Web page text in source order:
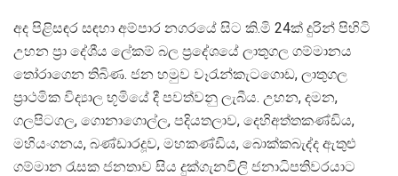
අද පිළිසඳර සඳහා අම්පාර නගරයේ සිට කි.මි 24ක් දුරින් පිහිටි
උහන ප්‍රා දේශීය ලේකම් බල ප්‍රදේශයේ ලාතුගල ගම්මානය
තෝරාගෙන තිබිණ. ජන හමුව වෑරැන්කැටගොඩ, ලාතුගල
ප්‍රාථමික විද්‍යාල භූමියේ දී පවත්වනු ලැබීය. උහන, දමන,
ගලපිටගල, ගොනාගොල්ල, පදියතලාව, දෙහිඅත්තකණ්ඩිය,
මහියංගනය, බණ්ඩාරදූව, මහකණ්ඩිය, බොක්කබැද්ද ඇතුළු
ගම්මාන රැසක ජනතාව සිය දුක්ගැනවිලි ජනාධිපතිවරයාට